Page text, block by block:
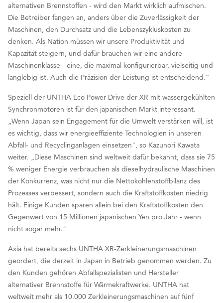
alternativen Brennstoffen - wird den Markt wirklich aufmischen.
Die Betreiber fangen an, anders über die Zuverlässigkeit der
Maschinen, den Durchsatz und die Lebenszykluskosten zu
denken. Als Nation müssen wir unsere Produktivität und
Kapazität steigern, und dafür brauchen wir eine andere
Maschinenklasse - eine, die maximal konfigurierbar, vielseitig und
langlebig ist. Auch die Präzision der Leistung ist entscheidend.“
Speziell der UNTHA Eco Power Drive der XR mit wassergekühlten
Synchronmotoren ist für den japanischen Markt interessant.
„Wenn Japan sein Engagement für die Umwelt verstärken will, ist
es wichtig, dass wir energieeffiziente Technologien in unseren
Abfall- und Recyclinganlagen einsetzen", so Kazunori Kawata
weiter. „Diese Maschinen sind weltweit dafür bekannt, dass sie 75
% weniger Energie verbrauchen als dieselhydraulische Maschinen
der Konkurrenz, was nicht nur die Nettokohlenstoffbilanz des
Prozesses verbessert, sondern auch die Kraftstoffkosten niedrig
hält. Einige Kunden sparen allein bei den Kraftstoffkosten den
Gegenwert von 15 Millionen japanischen Yen pro Jahr - wenn
nicht sogar mehr."
Axia hat bereits sechs UNTHA XR-Zerkleinerungsmaschinen
geordert, die derzeit in Japan in Betrieb genommen werden. Zu
den Kunden gehören Abfallspezialisten und Hersteller
alternativer Brennstoffe für Wärmekraftwerke. UNTHA hat
weltweit mehr als 10.000 Zerkleinerungsmaschinen auf fünf